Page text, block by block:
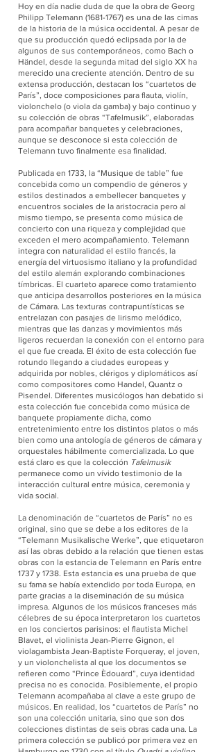
Hoy en día nadie duda de que la obra de Georg
Philipp Telemann (1681-1767) es una de las cimas
de la historia de la música occidental. A pesar de
que su producción quedó eclipsada por la de
algunos de sus contemporáneos, como Bach o
Händel, desde la segunda mitad del siglo XX ha
merecido una creciente atención. Dentro de su
extensa producción, destacan los “cuartetos de
París”, doce composiciones para flauta, violín,
violonchelo (o viola da gamba) y bajo continuo y
su colección de obras “Tafelmusik”, elaboradas
para acompañar banquetes y celebraciones,
aunque se desconoce si esta colección de
Telemann tuvo finalmente esa finalidad.
Publicada en 1733, la “Musique de table” fue
concebida como un compendio de géneros y
estilos destinados a embellecer banquetes y
encuentros sociales de la aristocracia pero al
mismo tiempo, se presenta como música de
concierto con una riqueza y complejidad que
exceden el mero acompañamiento. Telemann
integra con naturalidad el estilo francés, la
energía del virtuosismo italiano y la profundidad
del estilo alemán explorando combinaciones
tímbricas. El cuarteto aparece como tratamiento
que anticipa desarrollos posteriores en la música
de Cámara. Las texturas contrapuntísticas se
entrelazan con pasajes de lirismo melódico,
mientras que las danzas y movimientos más
ligeros recuerdan la conexión con el entorno para
el que fue creada. El éxito de esta colección fue
rotundo llegando a ciudades europeas y
adquirida por nobles, clérigos y diplomáticos así
como compositores como Handel, Quantz o
Pisendel. Diferentes musicólogos han debatido si
esta colección fue concebida como música de
banquete propiamente dicha, como
entretenimiento entre los distintos platos o más
bien como una antología de géneros de cámara y
orquestales hábilmente comercializada. Lo que
está claro es que la colección Tafelmusik
permanece como un vívido testimonio de la
interacción cultural entre música, ceremonia y
vida social.
La denominación de “cuartetos de París” no es
original, sino que se debe a los editores de la
“Telemann Musikalische Werke”, que etiquetaron
así las obras debido a la relación que tienen estas
obras con la estancia de Telemann en París entre
1737 y 1738. Esta estancia es una prueba de que
su fama se había extendido por toda Europa, en
parte gracias a la diseminación de su música
impresa. Algunos de los músicos franceses más
célebres de su época interpretaron los cuartetos
en los conciertos parisinos: el flautista Michel
Blavet, el violinista Jean-Pierre Gignon, el
violagambista Jean-Baptiste Forqueray, el joven,
y un violonchelista al que los documentos se
refieren como “Prince Èdouard”, cuya identidad
precisa no es conocida. Posiblemente, el propio
Telemann acompañaba al clave a este grupo de
músicos. En realidad, los “cuartetos de París” no
son una colección unitaria, sino que son dos
colecciones distintas de seis obras cada una. La
primera colección se publicó por primera vez en